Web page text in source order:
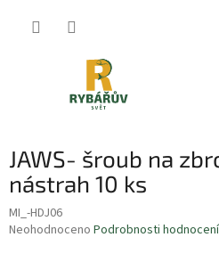
JAWS- šroub na
nástrah 10 ks
MI_-HDJ06
Průměrné
Neohodnoceno Podrobnosti hodnocení